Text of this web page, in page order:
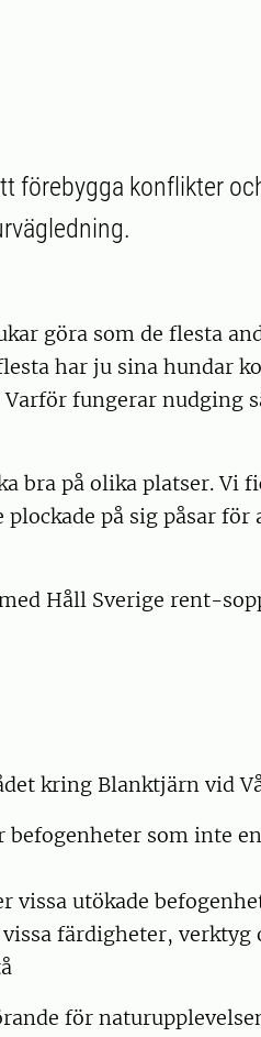
förebygga konflikter
göra som de flesta
har ju sina hundar
fungerar nudging
bra på olika platser. Vi
på sig påsar för
Håll Sverige rent-
kring Blanktjärn vid
befogenheter som inte
vissa utökade
färdigheter, verktyg
för